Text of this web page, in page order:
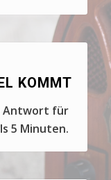
KOMMT
Antwort für
5 Minuten.